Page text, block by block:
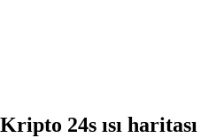
Kripto 24s ısı haritası